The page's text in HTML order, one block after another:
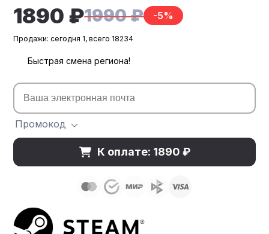
1890 ₽1990 ₽ -5%
Продажи: сегодня 1, всего 18234
Быстрая смена региона!
Промокод
К оплате: 1890 ₽